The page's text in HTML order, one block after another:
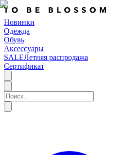
Новинки
Одежда
Обувь
Аксессуары
SALEЛетняя распродажа
Сертификат